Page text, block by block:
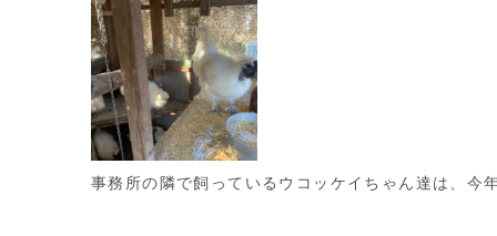
事務所の隣で飼っているウコッケイちゃん達は、今